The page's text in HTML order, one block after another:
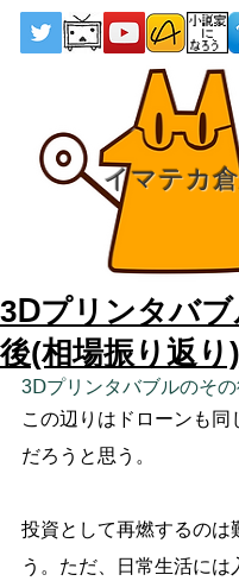
イマテカ
3Ⅾプリンタバ
後(相場振り返り)
3Ⅾプリンタバブルのそ
この辺りはドローンも同
だろうと思う。
投資として再燃するのは
う。ただ、日常生活には